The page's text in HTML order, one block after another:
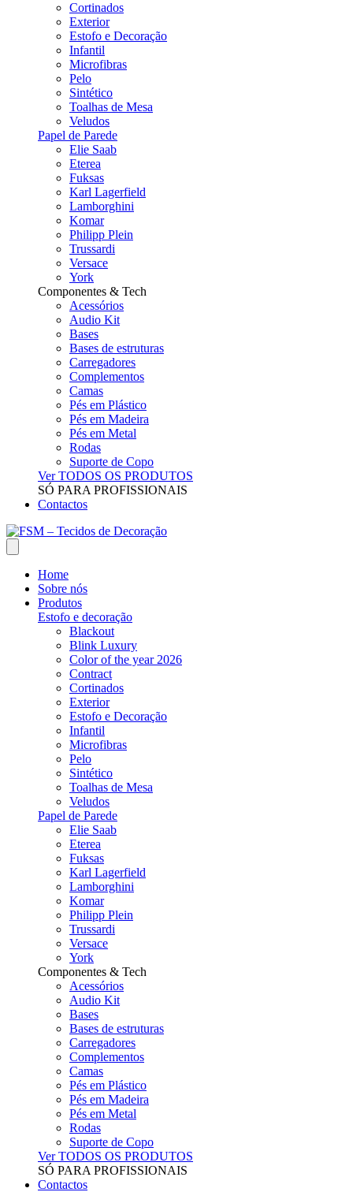
Cortinados
Exterior
Estofo e Decoração
Infantil
Microfibras
Pelo
Sintético
Toalhas de Mesa
Veludos
Papel de Parede
Elie Saab
Eterea
Fuksas
Karl Lagerfield
Lamborghini
Komar
Philipp Plein
Trussardi
Versace
York
Componentes & Tech
Acessórios
Audio Kit
Bases
Bases de estruturas
Carregadores
Complementos
Camas
Pés em Plástico
Pés em Madeira
Pés em Metal
Rodas
Suporte de Copo
Ver TODOS OS PRODUTOS
SÓ PARA PROFISSIONAIS
Contactos
Home
Sobre nós
Produtos
Estofo e decoração
Blackout
Blink Luxury
Color of the year 2026
Contract
Cortinados
Exterior
Estofo e Decoração
Infantil
Microfibras
Pelo
Sintético
Toalhas de Mesa
Veludos
Papel de Parede
Elie Saab
Eterea
Fuksas
Karl Lagerfield
Lamborghini
Komar
Philipp Plein
Trussardi
Versace
York
Componentes & Tech
Acessórios
Audio Kit
Bases
Bases de estruturas
Carregadores
Complementos
Camas
Pés em Plástico
Pés em Madeira
Pés em Metal
Rodas
Suporte de Copo
Ver TODOS OS PRODUTOS
SÓ PARA PROFISSIONAIS
Contactos